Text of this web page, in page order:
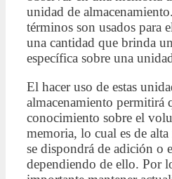
unidad de
términos son usados para
una cantidad que brinda
específica sobre una
El hacer uso de estas
almacenamiento permitirá
conocimiento sobre el
memoria, lo cual es de
se dispondrá de adición o
dependiendo de ello. Por